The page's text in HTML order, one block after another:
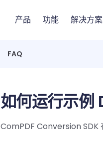
产品 功能 解决方案
FAQ
如何运行示例
ComPDF Conversion SDK